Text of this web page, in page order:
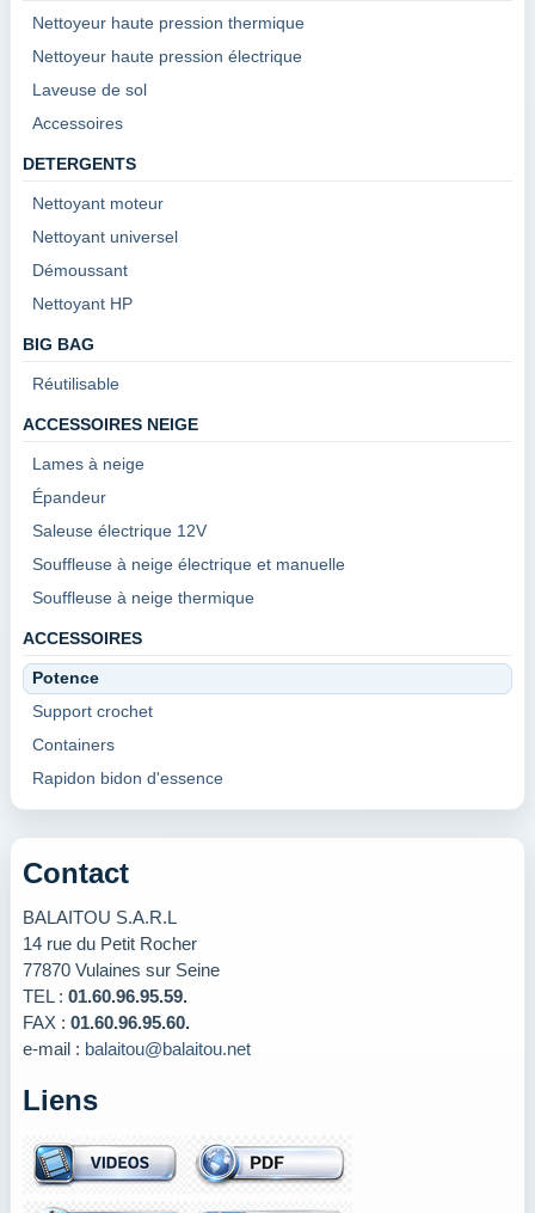
Nettoyeur haute pression thermique
Nettoyeur haute pression électrique
Laveuse de sol
Accessoires
DETERGENTS
Nettoyant moteur
Nettoyant universel
Démoussant
Nettoyant HP
BIG BAG
Réutilisable
ACCESSOIRES NEIGE
Lames à neige
Épandeur
Saleuse électrique 12V
Souffleuse à neige électrique et manuelle
Souffleuse à neige thermique
ACCESSOIRES
Potence
Support crochet
Containers
Rapidon bidon d'essence
Contact
BALAITOU S.A.R.L
14 rue du Petit Rocher
77870 Vulaines sur Seine
TEL : 01.60.96.95.59.
FAX : 01.60.96.95.60.
e-mail : balaitou@balaitou.net
Liens